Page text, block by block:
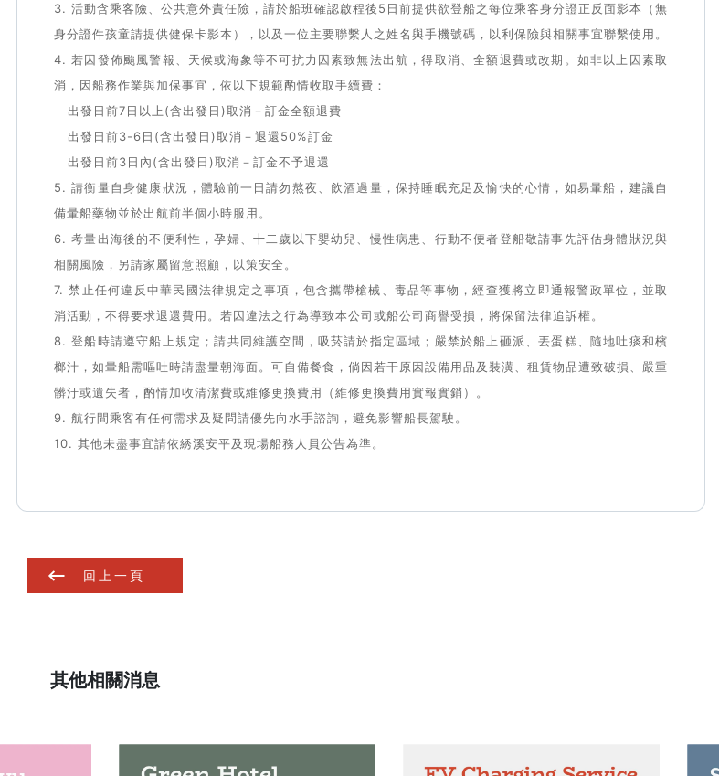
3. 活動含乘客險、公共意外責任險，請於船班確認啟程後5日前提供欲登船之每位乘客身分證正反面影本（無
身分證件孩童請提供健保卡影本），以及一位主要聯繫人之姓名與手機號碼，以利保險與相關事宜聯繫使用。
4. 若因發佈颱風警報、天候或海象等不可抗力因素致無法出航，得取消、全額退費或改期。如非以上因素取
消，因船務作業與加保事宜，依以下規範酌情收取手續費：
出發日前7日以上(含出發日)取消－訂金全額退費
出發日前3-6日(含出發日)取消－退還50%訂金
出發日前3日內(含出發日)取消－訂金不予退還
5. 請衡量自身健康狀況，體驗前一日請勿熬夜、飲酒過量，保持睡眠充足及愉快的心情，如易暈船，建議自
備暈船藥物並於出航前半個小時服用。
6. 考量出海後的不便利性，孕婦、十二歲以下嬰幼兒、慢性病患、行動不便者登船敬請事先評估身體狀況與
相關風險，另請家屬留意照顧，以策安全。
7. 禁止任何違反中華民國法律規定之事項，包含攜帶槍械、毒品等事物，經查獲將立即通報警政單位，並取
消活動，不得要求退還費用。若因違法之行為導致本公司或船公司商譽受損，將保留法律追訴權。
8. 登船時請遵守船上規定；請共同維護空間，吸菸請於指定區域；嚴禁於船上砸派、丟蛋糕、隨地吐痰和檳
榔汁，如暈船需嘔吐時請盡量朝海面。可自備餐食，倘因若干原因設備用品及裝潢、租賃物品遭致破損、嚴重
髒汙或遺失者，酌情加收清潔費或維修更換費用（維修更換費用實報實銷）。
9. 航行間乘客有任何需求及疑問請優先向水手諮詢，避免影響船長駕駛。
10. 其他未盡事宜請依綉溪安平及現場船務人員公告為準。
回上一頁
其他相關消息